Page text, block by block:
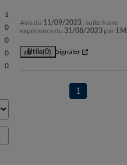
1
0
0
0
0
Avis du 11/09/2023 , suite à une
expérience du 31/08/2023 par
Utile(0) Signaler
1